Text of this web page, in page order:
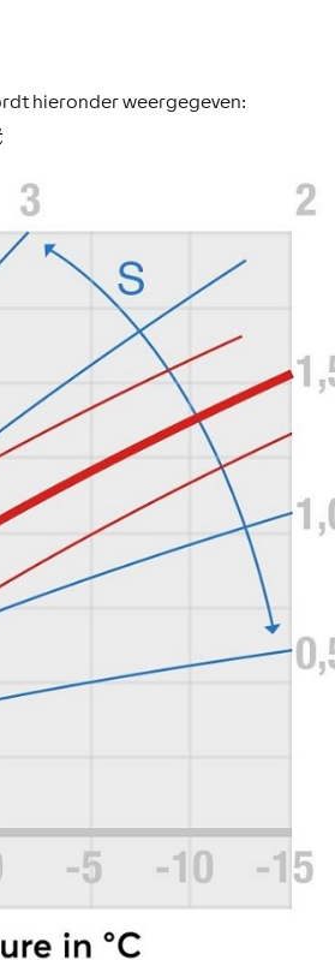
hieronder weergegeven: